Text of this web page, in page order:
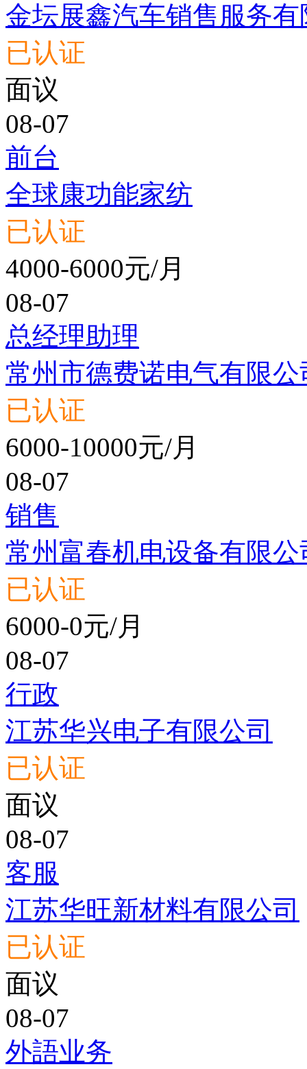
金坛展鑫汽车销售服务有
已认证
面议
08-07
前台
全球康功能家纺
已认证
4000-6000元/月
08-07
总经理助理
常州市德费诺电气有限公
已认证
6000-10000元/月
08-07
销售
常州富春机电设备有限公
已认证
6000-0元/月
08-07
行政
江苏华兴电子有限公司
已认证
面议
08-07
客服
江苏华旺新材料有限公司
已认证
面议
08-07
外語业务